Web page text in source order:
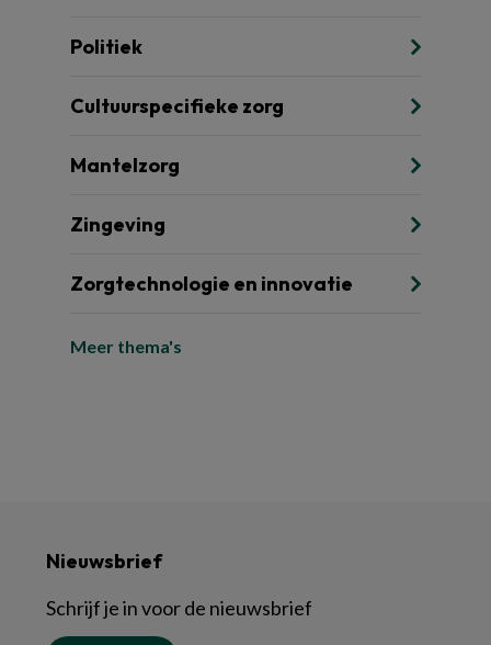
Politiek
Cultuurspecifieke zorg
Mantelzorg
Zingeving
Zorgtechnologie en innovatie
Meer thema's
Nieuwsbrief
Schrijf je in voor de nieuwsbrief